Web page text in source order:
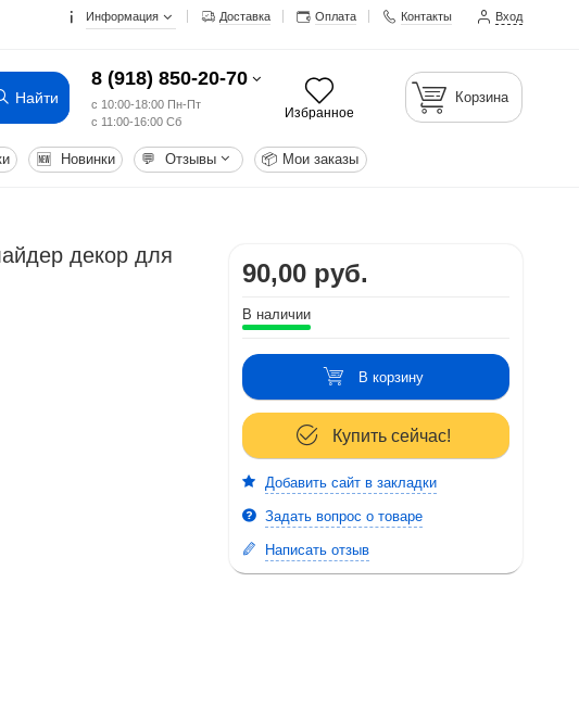
Информация Доставка Оплата Контакты Вход
Найти
8 (918) 850-20-70
с 10:00-18:00 Пн-Пт
с 11:00-16:00 Сб
Избранное
Корзина
🆕 Новинки 💬 Отзывы 📦 Мои заказы
декор для
90,00 руб.
В наличии
В корзину
Купить сейчас!
Добавить сайт в закладки
Задать вопрос о товаре
Написать отзыв